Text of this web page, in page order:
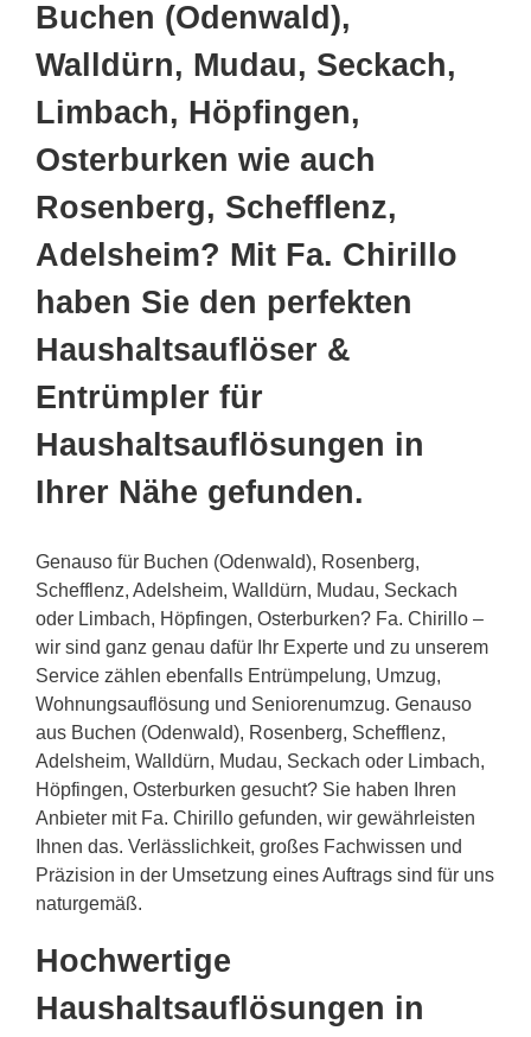
Buchen (Odenwald),
Walldürn, Mudau, Seckach,
Limbach, Höpfingen,
Osterburken wie auch
Rosenberg, Schefflenz,
Adelsheim? Mit Fa. Chirillo
haben Sie den perfekten
Haushaltsauflöser &
Entrümpler für
Haushaltsauflösungen in
Ihrer Nähe gefunden.
Genauso für Buchen (Odenwald), Rosenberg,
Schefflenz, Adelsheim, Walldürn, Mudau, Seckach
oder Limbach, Höpfingen, Osterburken? Fa. Chirillo –
wir sind ganz genau dafür Ihr Experte und zu unserem
Service zählen ebenfalls Entrümpelung, Umzug,
Wohnungsauflösung und Seniorenumzug. Genauso
aus Buchen (Odenwald), Rosenberg, Schefflenz,
Adelsheim, Walldürn, Mudau, Seckach oder Limbach,
Höpfingen, Osterburken gesucht? Sie haben Ihren
Anbieter mit Fa. Chirillo gefunden, wir gewährleisten
Ihnen das. Verlässlichkeit, großes Fachwissen und
Präzision in der Umsetzung eines Auftrags sind für uns
naturgemäß.
Hochwertige
Haushaltsauflösungen in